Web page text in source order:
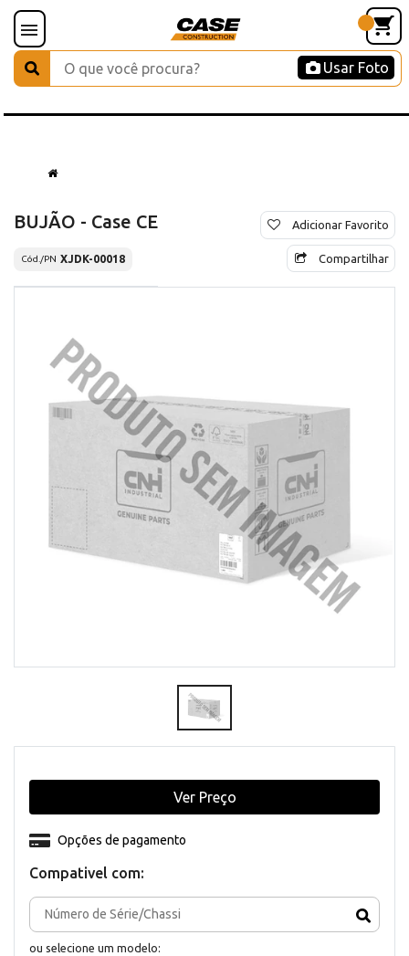
Usar Foto
BUJÃO - Case CE
Cód./PN XJDK-00018
Adicionar Favorito
Compartilhar
Compativel com:
ou selecione um modelo:
Opções de pagamento
Ver Preço